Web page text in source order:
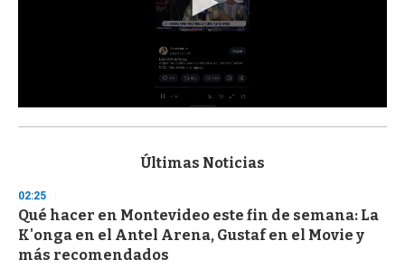
s
d
s
o
f
3
Últimas Noticias
02:25
Qué hacer en Montevideo este fin de semana: La
K'onga en el Antel Arena, Gustaf en el Movie y
más recomendados